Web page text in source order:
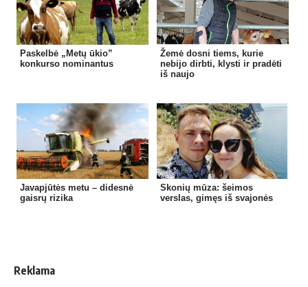
Paskelbė „Metų ūkio”
konkurso nominantus
Žemė dosni tiems, kurie
nebijo dirbti, klysti ir pradėti
iš naujo
Javapjūtės metu – didesnė
gaisrų rizika
Skonių mūza: šeimos
verslas, gimęs iš svajonės
Reklama